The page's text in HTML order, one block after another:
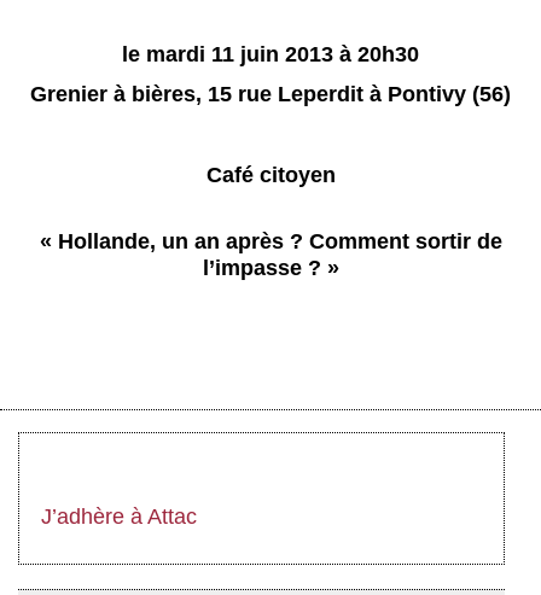
le mardi 11 juin 2013 à 20h30
Grenier à bières, 15 rue Leperdit à Pontivy (56)
Café citoyen
« Hollande, un an après ? Comment sortir de
l’impasse ? »
J’adhère à Attac